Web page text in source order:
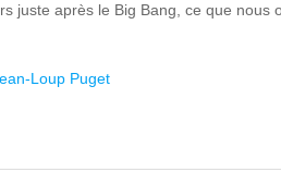
juste après le Big Bang, ce que
Loup Puget